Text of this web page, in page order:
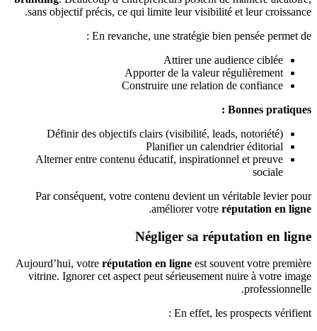
sans objectif précis, ce qui limite leur visibilité et leur croissance.
En revanche, une stratégie bien pensée permet de :
Attirer une audience ciblée
Apporter de la valeur régulièrement
Construire une relation de confiance
Bonnes pratiques :
Définir des objectifs clairs (visibilité, leads, notoriété)
Planifier un calendrier éditorial
Alterner entre contenu éducatif, inspirationnel et preuve
sociale
Par conséquent, votre contenu devient un véritable levier pour
améliorer votre réputation en ligne
.
Négliger sa réputation en ligne
Aujourd’hui, votre réputation en ligne est souvent votre première
vitrine. Ignorer cet aspect peut sérieusement nuire à votre image
professionnelle.
En effet, les prospects vérifient :